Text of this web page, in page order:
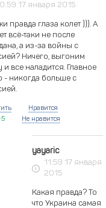
17 января 2015
правда глаза колет ))). А
всё-таки не после
а из-за войны с
Ничего, выгоним
и все наладится. Главное
- никогда больше с
Нравится
5
Не нравится
yayaric
11:59 17 января
2015
Какая правда? То
что Украина самая